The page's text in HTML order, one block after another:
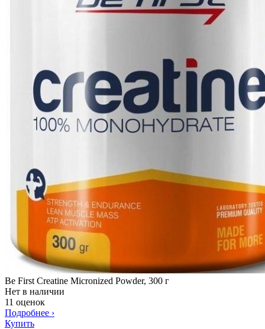
Be First Creatine Micronized Powder, 300 г
Нет в наличии
11 оценок
Подробнее ›
Купить